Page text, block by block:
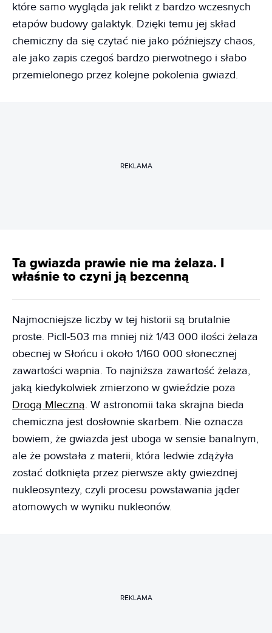
które samo wygląda jak relikt z bardzo wczesnych
etapów budowy galaktyk. Dzięki temu jej skład
chemiczny da się czytać nie jako późniejszy chaos,
ale jako zapis czegoś bardzo pierwotnego i słabo
przemielonego przez kolejne pokolenia gwiazd.
REKLAMA
Ta gwiazda prawie nie ma żelaza. I
właśnie to czyni ją bezcenną
Najmocniejsze liczby w tej historii są brutalnie
proste. PicII-503 ma mniej niż 1/43 000 ilości żelaza
obecnej w Słońcu i około 1/160 000 słonecznej
zawartości wapnia. To najniższa zawartość żelaza,
jaką kiedykolwiek zmierzono w gwieździe poza
Drogą Mleczną. W astronomii taka skrajna bieda
chemiczna jest dosłownie skarbem. Nie oznacza
bowiem, że gwiazda jest uboga w sensie banalnym,
ale że powstała z materii, która ledwie zdążyła
zostać dotknięta przez pierwsze akty gwiezdnej
nukleosyntezy, czyli procesu powstawania jąder
atomowych w wyniku nukleonów.
REKLAMA